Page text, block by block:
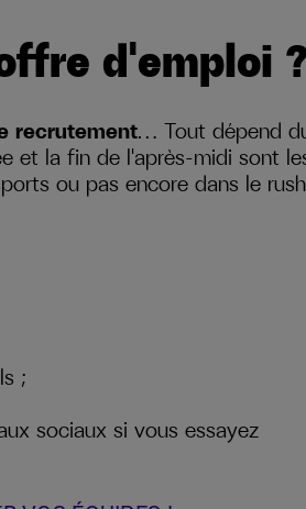
d'emploi
recrutement… Tout dépend
et la fin de l'après-midi sont
ou pas encore dans le rush
;
sociaux si vous essayez